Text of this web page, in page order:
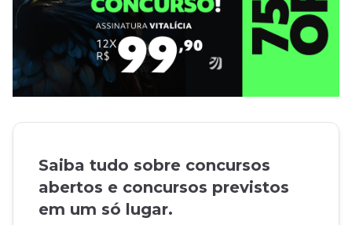
Saiba tudo sobre concursos
abertos e concursos previstos
em um só lugar.